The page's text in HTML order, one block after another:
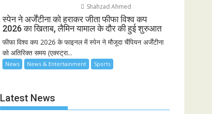
Shahzad Ahmed
स्पेन ने अर्जेंटीना को हराकर जीता फीफा विश्व कप
2026 का खिताब, लैमिन यामाल के दौर की हुई शुरुआत
फीफा विश्व कप 2026 के फाइनल में स्पेन ने मौजूदा चैंपियन अर्जेंटीना
को अतिरिक्त समय (एक्स्ट्रा...
News News & Entertainment Sports
Latest News